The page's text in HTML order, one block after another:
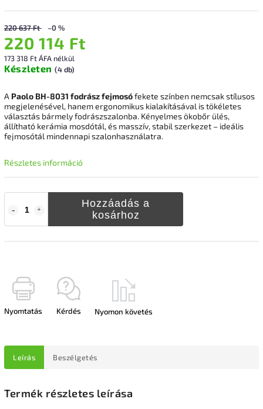
220 637 Ft –0 %
220 114 Ft
173 318 Ft ÁFA nélkül
Készleten (4 db)
Hozzáadás a
kosárhoz
A Paolo BH-8031 fodrász fejmosófekete színben nemcsak stílusos
megjelenésével, hanem ergonomikus kialakításával is tökéletes
választás bármely fodrászszalonba. Kényelmes ökobőr ülés,
állítható kerámia mosdótál, és masszív, stabil szerkezet – ideális
fejmosótál mindennapi szalonhasználatra.
Részletes információ
Nyomtatás Kérdés Nyomon követés
Leírás Beszélgetés
Termék részletes leírása